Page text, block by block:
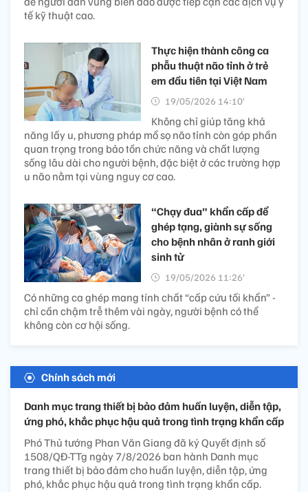
tế kỹ thuật cao.
Thực hiện thành công ca
phẫu thuật não tỉnh ở trẻ
em đầu tiên tại Việt Nam
19/05/2026 14:10’
Không chỉ giúp tăng khả
năng lấy u, phương pháp mổ sọ não tỉnh còn góp phần
quan trọng trong bảo tồn chức năng và chất lượng
sống lâu dài cho người bệnh, đặc biệt ở các trường hợp
u não nằm tại vùng nguy cơ cao.
“Chạy đua” khẩn cấp để
ghép tạng, giành sự sống
cho bệnh nhân ở ranh giới
sinh tử
19/05/2026 11:26’
Có những ca ghép mang tính chất “cấp cứu tối khẩn” -
chỉ cần chậm trễ thêm vài ngày, người bệnh có thể
không còn cơ hội sống.
Chính sách mới
Danh mục trang thiết bị bảo đảm huấn luyện, diễn tập,
ứng phó, khắc phục hậu quả trong tình trạng khẩn cấp
Phó Thủ tướng Phan Văn Giang đã ký Quyết định số
1508/QĐ-TTg ngày 7/8/2026 ban hành Danh mục
trang thiết bị bảo đảm cho huấn luyện, diễn tập, ứng
phó, khắc phục hậu quả trong tình trạng khẩn cấp.